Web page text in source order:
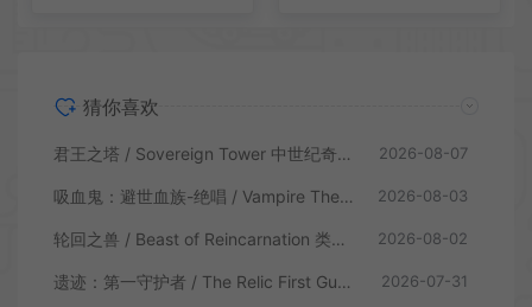
猜你喜欢
君王之塔 / Sovereign Tower 中世纪奇幻模拟RPG游戏 2026-08-07
吸血鬼：避世血族-绝唱 / Vampire The Masquerade Swansong 2026-08-03
轮回之兽 / Beast of Reincarnation 类魂硬核动作RPG游戏 2026-08-02
遗迹：第一守护者 / The Relic First Guardian 类魂动作RPG游戏 2026-07-31